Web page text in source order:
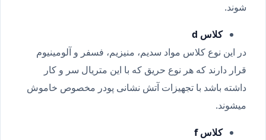
شوند.
کلاس d
در این نوع کلاس مواد سدیم، منیزیم، فسفر و آلومینیوم
قرار دارند که هر نوع حریق که با این متریال سر و کار
داشته باشد با تجهیزات آتش نشانی پودر مخصوص خاموش
میشوند.
کلاس f